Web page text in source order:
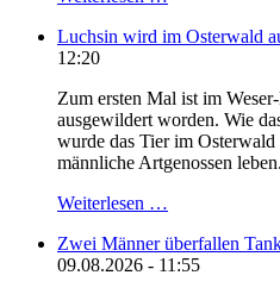
Luchsin wird im Osterwald
12:20
Zum ersten Mal ist im
ausgewildert worden. Wie
wurde das Tier im
männliche Artgenossen
Weiterlesen …
Zwei Männer überfallen
09.08.2026 - 11:55